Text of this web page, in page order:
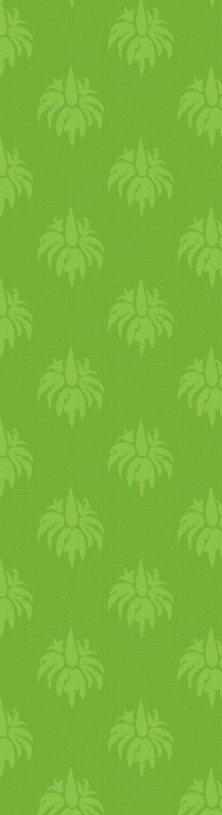
szomjat
fekélyt is
okoz,
okozhat
olajos,
hozza
szójaszósz
erősítő.